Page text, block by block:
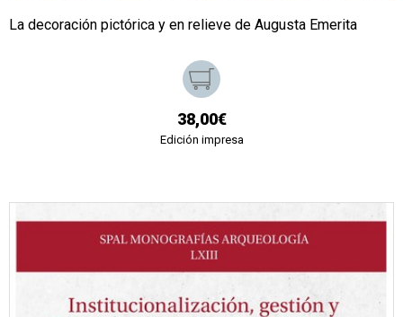
La decoración pictórica y en relieve de Augusta Emerita
38,00€
Edición impresa